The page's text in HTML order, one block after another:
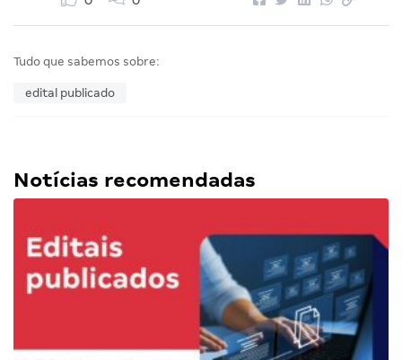
Tudo que sabemos sobre:
edital publicado
Notícias recomendadas